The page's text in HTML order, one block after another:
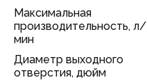
Максимальная
производительность, л/
мин
Диаметр выходного
отверстия, дюйм